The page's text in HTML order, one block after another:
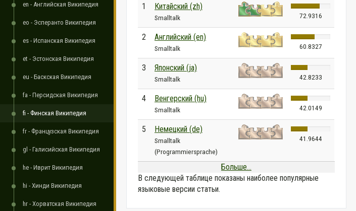
en - Английская Википедия
eo - Эсперанто Википедия
es - Испанская Википедия
et - Эстонская Википедия
eu - Баскская Википедия
fa - Персидская Википедия
fi - Финская Википедия
fr - Французская Википедия
gl - Галисийская Википедия
he - Иврит Википедия
hi - Хинди Википедия
hr - Хорватская Википедия
1 Китайский (zh)
Smalltalk 72.9316
2 Английский (en)
Smalltalk 60.8327
3 Японский (ja)
Smalltalk 42.8233
4 Венгерский (hu)
Smalltalk 42.0149
5 Немецкий (de)
Smalltalk
(Programmiersprache)
41.9644
Больше...
В следующей таблице показаны наиболее популярные
языковые версии статьи.